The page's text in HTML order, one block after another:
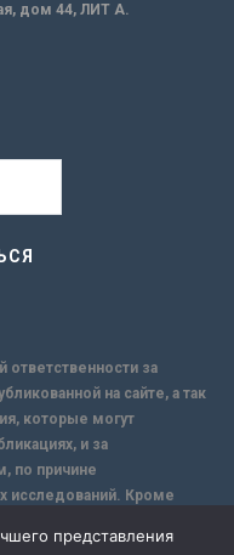
дом 44, ЛИТ А.
ответственности за
на сайте, а так
которые могут
и за
по причине
исследований. Кроме
ответственности за
представления